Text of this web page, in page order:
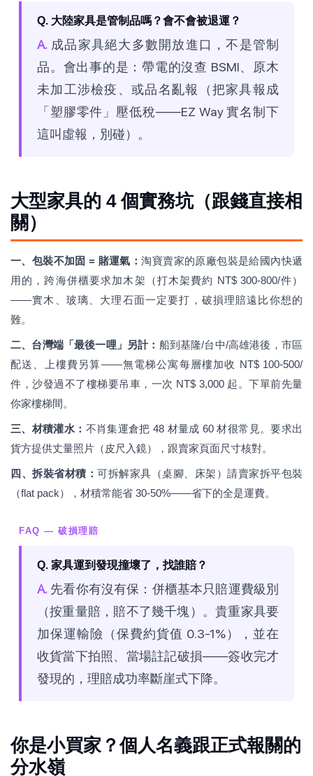
Q. 大陸家具是管制品嗎？會不會被退運？
A. 成品家具絕大多數開放進口，不是管制
品。會出事的是：帶電的沒查 BSMI、原木
未加工涉檢疫、或品名亂報（把家具報成
「塑膠零件」壓低稅——EZ Way 實名制下
這叫虛報，別碰）。
大型家具的 4 個實務坑（跟錢直接相
關）
一、包裝不加固 = 賭運氣：淘寶賣家的原廠包裝是給國內快遞
用的，跨海併櫃要求加木架（打木架費約 NT$ 300-800/件）
——實木、玻璃、大理石面一定要打，破損理賠遠比你想的
難。
二、台灣端「最後一哩」另計： 船到基隆/台中/高雄港後，市區
配送、上樓費另算——無電梯公寓每層樓加收 NT$ 100-500/
件，沙發過不了樓梯要吊車，一次 NT$ 3,000 起。下單前先量
你家樓梯間。
三、材積灌水： 不肖集運倉把 48 材量成 60 材很常見。要求出
貨方提供丈量照片（皮尺入鏡），跟賣家頁面尺寸核對。
四、拆裝省材積： 可拆解家具（桌腳、床架）請賣家拆平包裝
（flat pack），材積常能省 30-50%——省下的全是運費。
FAQ — 破損理賠
Q. 家具運到發現撞壞了，找誰賠？
A. 先看你有沒有保：併櫃基本只賠運費級別
（按重量賠，賠不了幾千塊）。貴重家具要
加保運輸險（保費約貨值 0.3-1%），並在
收貨當下拍照、當場註記破損——簽收完才
發現的，理賠成功率斷崖式下降。
你是小買家？個人名義跟正式報關的
分水嶺